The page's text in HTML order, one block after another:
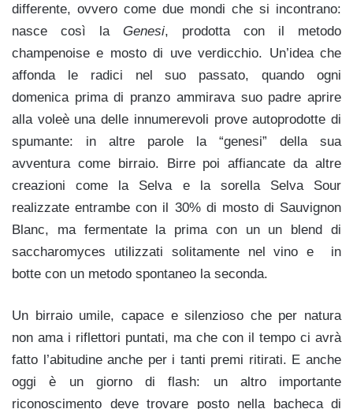
differente, ovvero come due mondi che si incontrano:
nasce così la Genesi, prodotta con il metodo
champenoise e mosto di uve verdicchio. Un’idea che
affonda le radici nel suo passato, quando ogni
domenica prima di pranzo ammirava suo padre aprire
alla voleè una delle innumerevoli prove autoprodotte di
spumante: in altre parole la “genesi” della sua
avventura come birraio. Birre poi affiancate da altre
creazioni come la Selva e la sorella Selva Sour
realizzate entrambe con il 30% di mosto di Sauvignon
Blanc, ma fermentate la prima con un un blend di
saccharomyces utilizzati solitamente nel vino e in
botte con un metodo spontaneo la seconda.
Un birraio umile, capace e silenzioso che per natura
non ama i riflettori puntati, ma che con il tempo ci avrà
fatto l’abitudine anche per i tanti premi ritirati. E anche
oggi è un giorno di flash: un altro importante
riconoscimento deve trovare posto nella bacheca di